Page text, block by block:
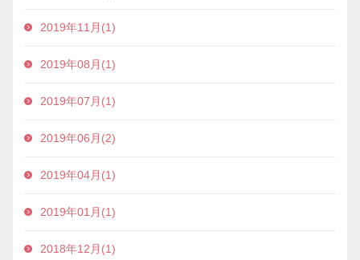
2019年11月(1)
2019年08月(1)
2019年07月(1)
2019年06月(2)
2019年04月(1)
2019年01月(1)
2018年12月(1)